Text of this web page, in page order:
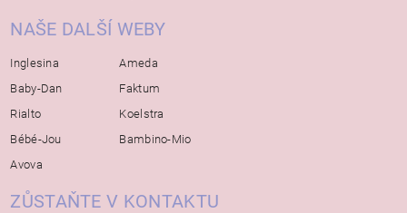
NAŠE DALŠÍ WEBY
Inglesina
Baby-Dan
Rialto
Bébé-Jou
Avova
Ameda
Faktum
Koelstra
Bambino-Mio
ZŮSTAŇTE V KONTAKTU